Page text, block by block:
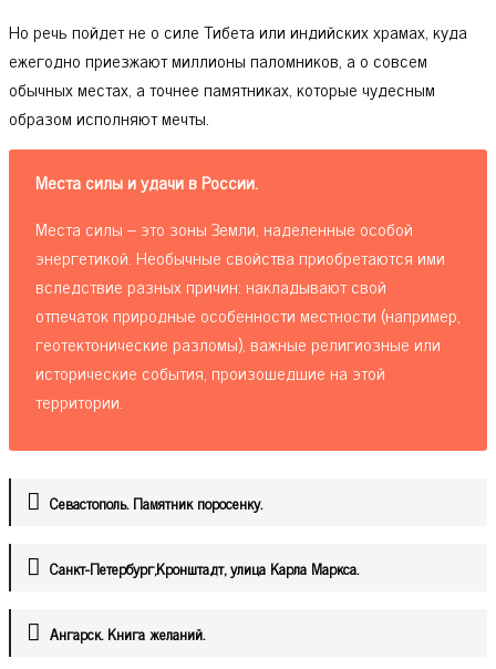
Но речь пойдет не о силе Тибета или индийских храмах, куда
ежегодно приезжают миллионы паломников, а о совсем
обычных местах, а точнее памятниках, которые чудесным
образом исполняют мечты.
Места силы и удачи в России.
Места силы – это зоны Земли, наделенные особой
энергетикой. Необычные свойства приобретаются ими
вследствие разных причин: накладывают свой
отпечаток природные особенности местности (например,
геотектонические разломы), важные религиозные или
исторические события, произошедшие на этой
территории.
Севастополь. Памятник поросенку.
Санкт-Петербург,Кронштадт, улица Карла Маркса.
Ангарск. Книга желаний.